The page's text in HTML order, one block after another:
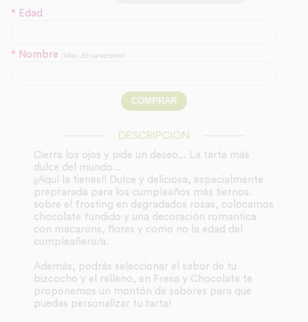
* Edad
* Nombre (Max. 50 caracteres)
DESCRIPCIÓN
Cierra los ojos y pide un deseo... La tarta más
dulce del mundo...
¡¡Aquí la tienes!! Dulce y deliciosa, especialmente
preprarada para los cumpleaños más tiernos.
sobre el frosting en degradados rosas, colocamos
chocolate fundido y una decoración romantica
con macarons, flores y como no la edad del
cumpleañero/a.
Además, podrás seleccionar el sabor de tu
bizcocho y el relleno, en Fresa y Chocolate te
proponemos un montón de sabores para que
puedas personalizar tu tarta!